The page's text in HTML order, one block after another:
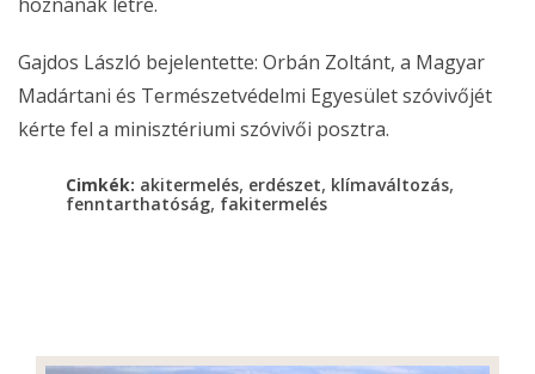
Gajdos László bejelentette: Orbán Zoltánt, a Magyar
Madártani és Természetvédelmi Egyesület szóvivőjét
kérte fel a minisztériumi szóvivői posztra.
Cimkék: akitermelés, erdészet, klímaváltozás,
fenntarthatóság, fakitermelés